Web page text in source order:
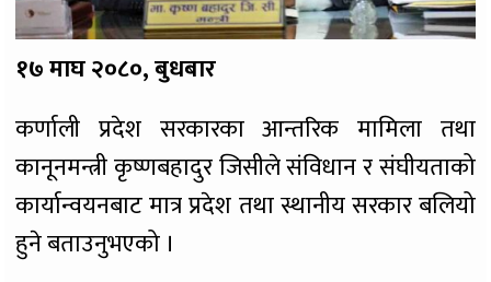
१७ माघ २०८०, बुधबार
कर्णाली प्रदेश सरकारका आन्तरिक मामिला तथा
कानूनमन्त्री कृष्णबहादुर जिसीले संविधान र संघीयताको
कार्यान्वयनबाट मात्र प्रदेश तथा स्थानीय सरकार बलियो
हुने बताउनुभएको ।